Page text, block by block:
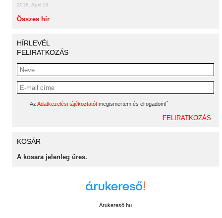
2018. April 19.
Összes hír
HÍRLEVÉL
FELIRATKOZÁS
Az Adatkezelési tájékoztatót megismertem és elfogadom!*
KOSÁR
A kosara jelenleg üres.
Árukereső.hu